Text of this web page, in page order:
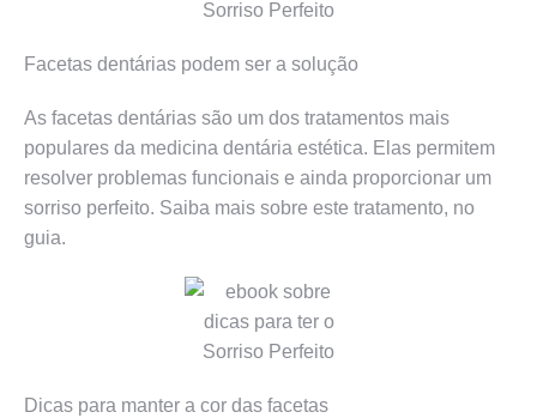
Facetas dentárias podem ser a solução
As facetas dentárias são um dos tratamentos mais
populares da medicina dentária estética. Elas permitem
resolver problemas funcionais e ainda proporcionar um
sorriso perfeito. Saiba mais sobre este tratamento, no
guia.
Dicas para manter a cor das facetas